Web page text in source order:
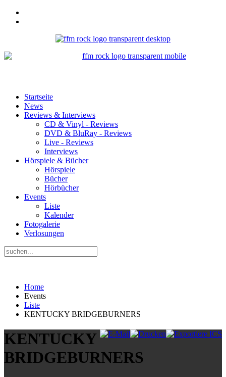
Startseite
News
Reviews & Interviews
CD & Vinyl - Reviews
DVD & BluRay - Reviews
Live - Reviews
Interviews
Hörspiele & Bücher
Hörspiele
Bücher
Hörbücher
Events
Liste
Kalender
Fotogalerie
Verlosungen
Home
Events
Liste
KENTUCKY BRIDGEBURNERS
KENTUCKY
BRIDGEBURNERS